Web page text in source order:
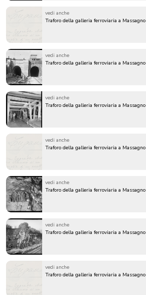
vedi anche
Traforo della galleria ferroviaria a Massagno
vedi anche
Traforo della galleria ferroviaria a Massagno
vedi anche
Traforo della galleria ferroviaria a Massagno
vedi anche
Traforo della galleria ferroviaria a Massagno
vedi anche
Traforo della galleria ferroviaria a Massagno
vedi anche
Traforo della galleria ferroviaria a Massagno
vedi anche
Traforo della galleria ferroviaria a Massagno